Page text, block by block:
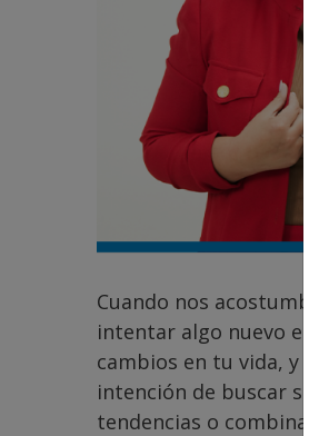
Cuando nos
intentar algo nuevo
cambios en tu vida, y
intención de buscar
tendencias o